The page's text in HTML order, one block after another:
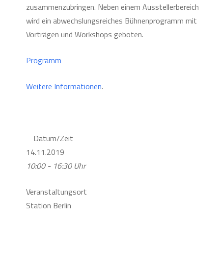
zusammenzubringen. Neben einem Ausstellerbereich
wird ein abwechslungsreiches Bühnenprogramm mit
Vorträgen und Workshops geboten.
Programm
Weitere Informationen.
Datum/Zeit
14.11.2019
10:00 - 16:30 Uhr
Veranstaltungsort
Station Berlin